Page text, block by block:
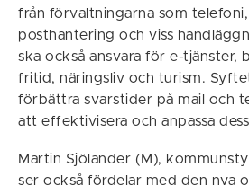
från förvaltningarna som
posthantering och viss
ska också ansvara för e-tjänster,
fritid, näringsliv och turism.
förbättra svarstider på mail och
att effektivisera och anpassa
Martin Sjölander (M),
ser också fördelar med den nya